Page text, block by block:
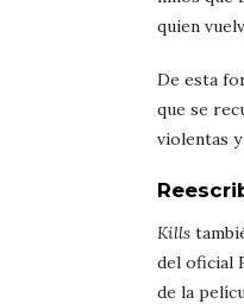
quien
De esta
que se
violentas
Kills
del oficial
de la